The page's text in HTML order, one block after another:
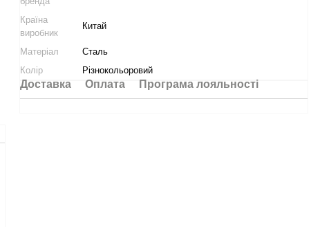
Країна
виробник
Китай
Матеріал
Сталь
Колір
Різнокольоровий
Доставка Оплата Програма лояльності